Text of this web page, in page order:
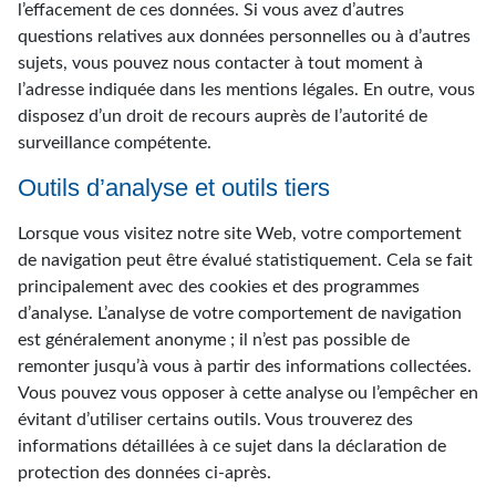
l’effacement de ces données. Si vous avez d’autres
questions relatives aux données personnelles ou à d’autres
sujets, vous pouvez nous contacter à tout moment à
l’adresse indiquée dans les mentions légales. En outre, vous
disposez d’un droit de recours auprès de l’autorité de
surveillance compétente.
Outils d’analyse et outils tiers
Lorsque vous visitez notre site Web, votre comportement
de navigation peut être évalué statistiquement. Cela se fait
principalement avec des cookies et des programmes
d’analyse. L’analyse de votre comportement de navigation
est généralement anonyme ; il n’est pas possible de
remonter jusqu’à vous à partir des informations collectées.
Vous pouvez vous opposer à cette analyse ou l’empêcher en
évitant d’utiliser certains outils. Vous trouverez des
informations détaillées à ce sujet dans la déclaration de
protection des données ci-après.